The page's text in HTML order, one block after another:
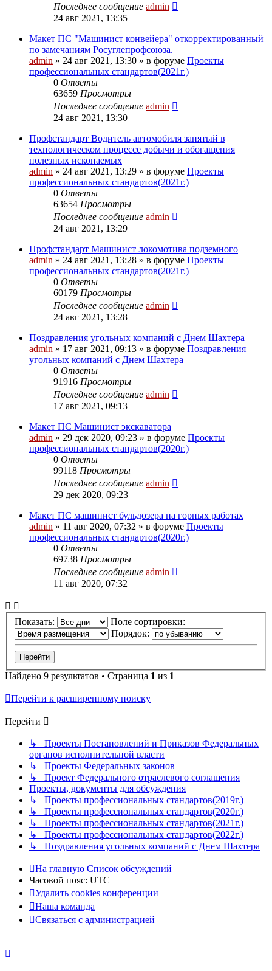
Последнее сообщение admin
24 авг 2021, 13:35
Макет ПС "Машинист конвейера" откорректированный
по замечаниям Росуглепрофсоюза.
admin » 24 авг 2021, 13:30 » в форуме Проекты
профессиональных стандартов(2021г.)
0 Ответы
63659 Просмотры
Последнее сообщение admin
24 авг 2021, 13:30
Профстандарт Водитель автомобиля занятый в
технологическом процессе добычи и обогащения
полезных ископаемых
admin » 24 авг 2021, 13:29 » в форуме Проекты
профессиональных стандартов(2021г.)
0 Ответы
63654 Просмотры
Последнее сообщение admin
24 авг 2021, 13:29
Профстандарт Машинист локомотива подземного
admin » 24 авг 2021, 13:28 » в форуме Проекты
профессиональных стандартов(2021г.)
0 Ответы
60179 Просмотры
Последнее сообщение admin
24 авг 2021, 13:28
Поздравления угольных компаний с Днем Шахтера
admin » 17 авг 2021, 09:13 » в форуме Поздравления
угольных компаний с Днем Шахтера
0 Ответы
91916 Просмотры
Последнее сообщение admin
17 авг 2021, 09:13
Макет ПС Машинист экскаватора
admin » 29 дек 2020, 09:23 » в форуме Проекты
профессиональных стандартов(2020г.)
0 Ответы
99118 Просмотры
Последнее сообщение admin
29 дек 2020, 09:23
Макет ПС машинист бульдозера на горных работах
admin » 11 авг 2020, 07:32 » в форуме Проекты
профессиональных стандартов(2020г.)
0 Ответы
69738 Просмотры
Последнее сообщение admin
11 авг 2020, 07:32
Показать:
Поле сортировки:
Порядок:
Найдено 9 результатов • Страница 1 из 1
Перейти к расширенному поиску
Перейти
↳ Проекты Постановлений и Приказов Федеральных
органов исполнительной власти
↳ Проекты Федеральных законов
↳ Проект Федерального отраслевого соглашения
Проекты, документы для обсуждения
↳ Проекты профессиональных стандартов(2019г.)
↳ Проекты профессиональных стандартов(2020г.)
↳ Проекты профессиональных стандартов(2021г.)
↳ Проекты профессиональных стандартов(2022г.)
↳ Поздравления угольных компаний с Днем Шахтера
На главную Список обсуждений
Часовой пояс: UTC
Удалить cookies конференции
Наша команда
Связаться с администрацией